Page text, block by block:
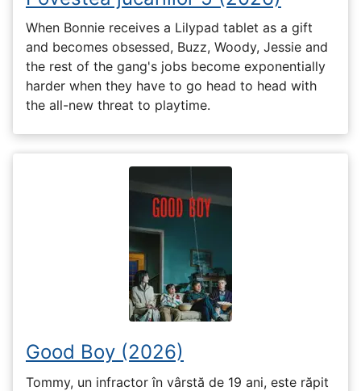
When Bonnie receives a Lilypad tablet as a gift
and becomes obsessed, Buzz, Woody, Jessie and
the rest of the gang's jobs become exponentially
harder when they have to go head to head with
the all-new threat to playtime.
Good Boy (2026)
Tommy, un infractor în vârstă de 19 ani, este răpit